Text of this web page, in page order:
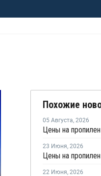
Похожие
05 Августа, 2026
23 Июня, 2026
22 Июня, 2026